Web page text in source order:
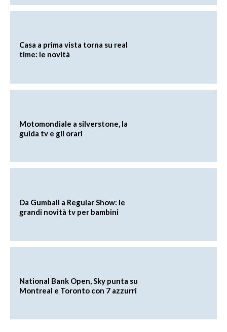
Casa a prima vista torna su real
time: le novità
Motomondiale a silverstone, la
guida tv e gli orari
Da Gumball a Regular Show: le
grandi novità tv per bambini
National Bank Open, Sky punta su
Montreal e Toronto con 7 azzurri